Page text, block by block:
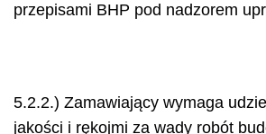
przepisami BHP pod nadzorem
5.2.2.) Zamawiający wymaga
jakości i rękojmi za wady robót